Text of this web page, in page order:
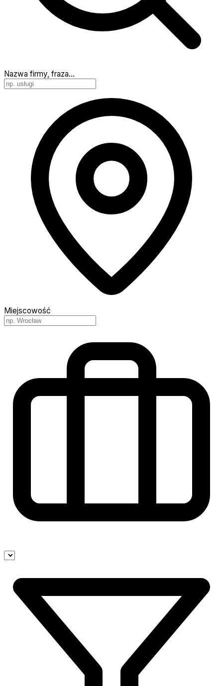
Nazwa firmy, fraza…
Miejscowość